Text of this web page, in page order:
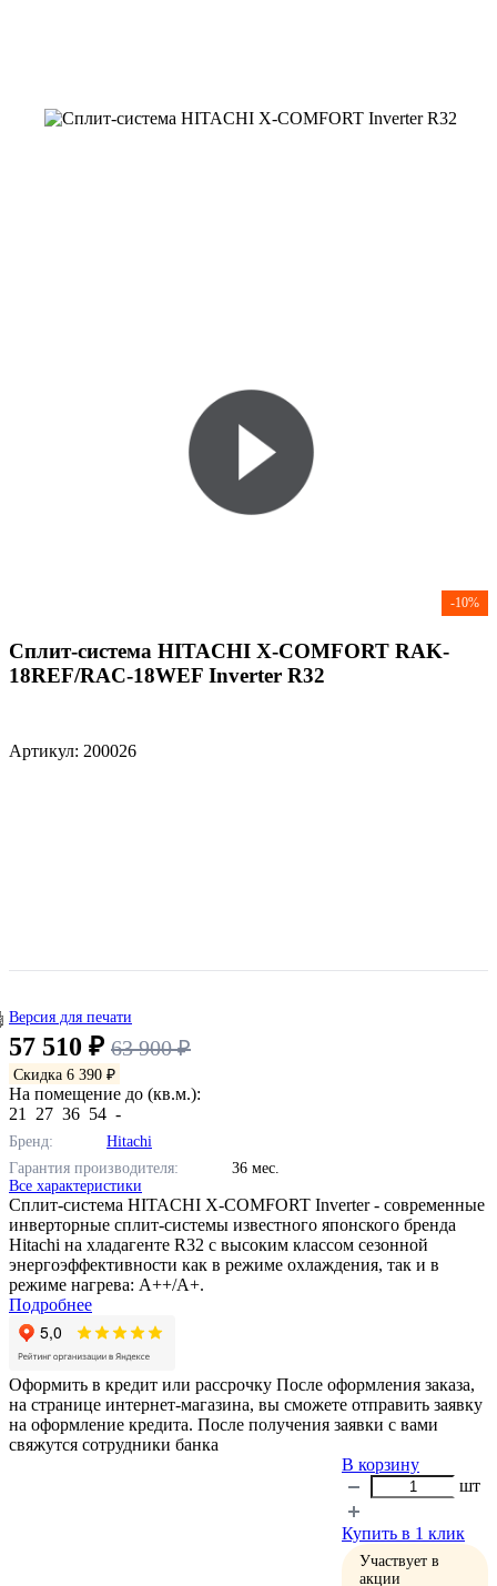
-10%
Сплит-система HITACHI X-COMFORT RAK-
18REF/RAC-18WEF Inverter R32
Артикул: 200026
Версия для печати
57 510 ₽ 63 900 ₽
Скидка 6 390 ₽
На помещение до (кв.м.):
21
27 36 54 -
Бренд:
Hitachi
Гарантия производителя:
36 мес.
Все характеристики
Сплит-система HITACHI X-COMFORT Inverter - современные
инверторные сплит-системы известного японского бренда
Hitachi на хладагенте R32 с высоким классом сезонной
энергоэффективности как в режиме охлаждения, так и в
режиме нагрева: А++/A+.
Подробнее
Оформить в кредит или рассрочку После оформления заказа,
на странице интернет-магазина, вы сможете отправить заявку
на оформление кредита. После получения заявки с вами
свяжутся сотрудники банка
В корзину
шт
Купить в 1 клик
Участвует в
акции